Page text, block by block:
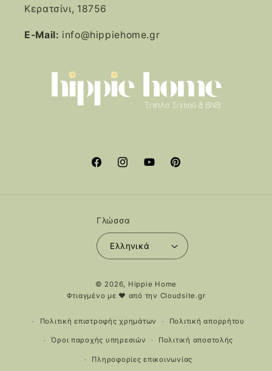
Κερατσίνι, 18756
E-Mail: info@hippiehome.gr
FacebookInstagramYouTubePinterest
Γλώσσα
Ελληνικά
πληρωμής
© 2026, Hippie Home
Φτιαγμένο με ❤️ από την Cloudsite.gr
Πολιτική επιστροφής χρημάτων Πολιτική απορρήτου
Όροι παροχής υπηρεσιών Πολιτική αποστολής
Πληροφορίες επικοινωνίας